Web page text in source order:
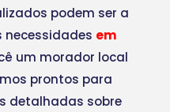
podem ser a
necessidades em
um morador local
prontos para
detalhadas sobre